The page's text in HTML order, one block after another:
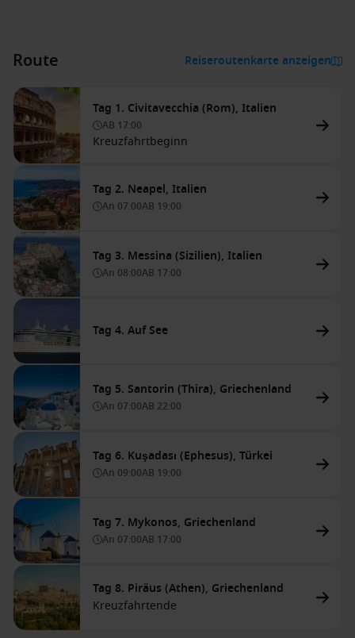
Route Reiseroutenkarte anzeigen
Tag 1. Civitavecchia (Rom), Italien
AB 17:00
Kreuzfahrtbeginn
Tag 2. Neapel, Italien
An 07:00AB 19:00
Tag 3. Messina (Sizilien), Italien
An 08:00AB 17:00
Tag 4. Auf See
Tag 5. Santorin (Thira), Griechenland
An 07:00AB 22:00
Tag 6. Kuşadası (Ephesus), Türkei
An 09:00AB 19:00
Tag 7. Mykonos, Griechenland
An 07:00AB 17:00
Tag 8. Piräus (Athen), Griechenland
Kreuzfahrtende